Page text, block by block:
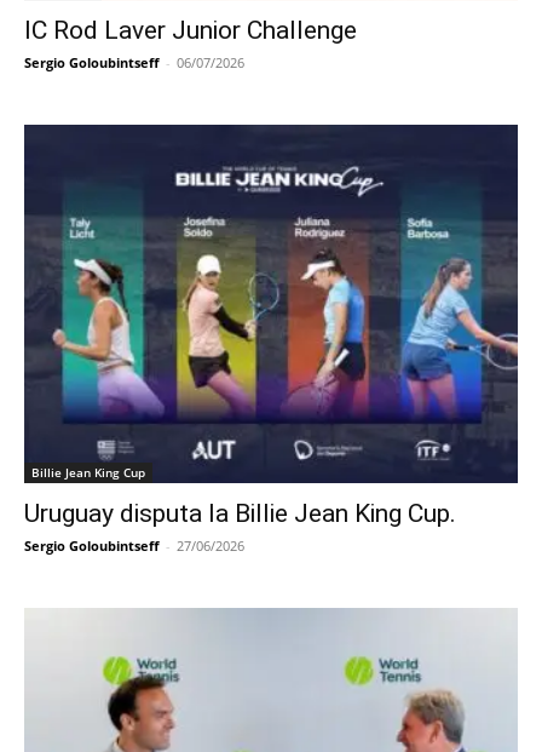
IC Rod Laver Junior Challenge
Sergio Goloubintseff - 06/07/2026
Billie Jean King Cup
Uruguay disputa la Billie Jean King Cup.
Sergio Goloubintseff - 27/06/2026